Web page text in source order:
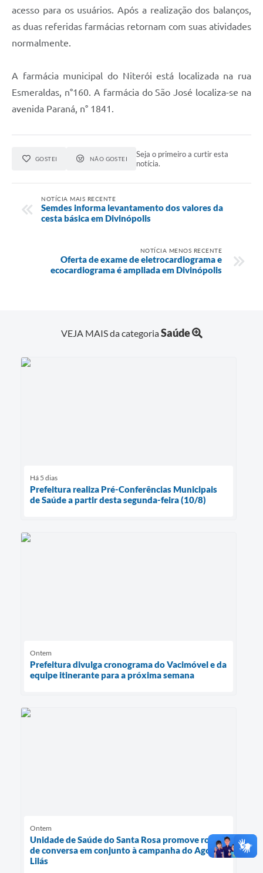
acesso para os usuários. Após a realização dos balanços,
as duas referidas farmácias retornam com suas atividades
normalmente.
A farmácia municipal do Niterói está localizada na rua
Esmeraldas, n°160. A farmácia do São José localiza-se na
avenida Paraná, n° 1841.
GOSTEI NÃO GOSTEI
Seja o primeiro a curtir esta
notícia.
NOTÍCIA MAIS RECENTE
Semdes informa levantamento dos valores da
cesta básica em Divinópolis
NOTÍCIA MENOS RECENTE
Oferta de exame de eletrocardiograma e
ecocardiograma é ampliada em Divinópolis
VEJA MAIS da categoriaSaúde
Há 5 dias
Prefeitura realiza Pré-Conferências Municipais
de Saúde a partir desta segunda-feira (10/8)
Ontem
Prefeitura divulga cronograma do Vacimóvel e da
equipe itinerante para a próxima semana
Ontem
Unidade de Saúde do Santa Rosa promove roda
de conversa em conjunto à campanha do Agosto
Lilás